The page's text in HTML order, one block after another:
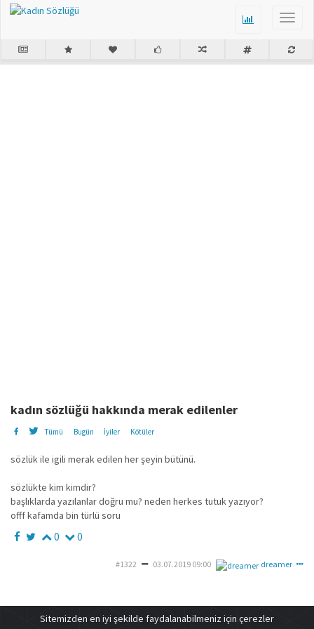
Sitemizden en iyi şekilde faydalanabilmeniz için çerezler
kadın sözlüğü hakkında merak edilenler
Tümü Bugün İyiler Kötüler
sözlük ile igili merak edilen her şeyin bütünü.
sözlükte kim kimdir?
başlıklarda yazılanlar doğru mu? neden herkes tutuk yazıyor?
offf kafamda bin türlü soru
0 0
#1322 03.07.2019 09:00 dreamer